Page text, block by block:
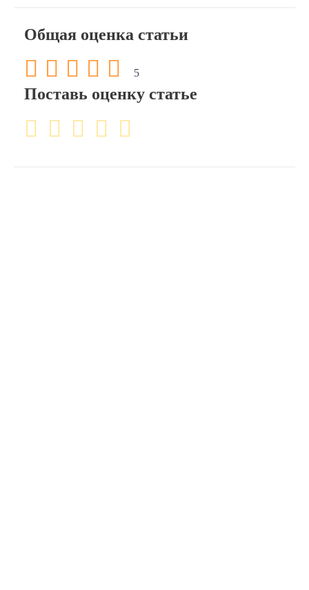
Общая оценка статьи
5
Поставь оценку статье